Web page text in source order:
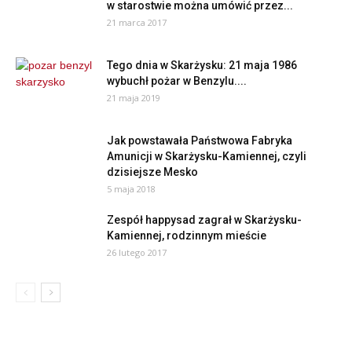
w starostwie można umówić przez...
21 marca 2017
Tego dnia w Skarżysku: 21 maja 1986
wybuchł pożar w Benzylu....
21 maja 2019
Jak powstawała Państwowa Fabryka
Amunicji w Skarżysku-Kamiennej, czyli
dzisiejsze Mesko
5 maja 2018
Zespół happysad zagrał w Skarżysku-
Kamiennej, rodzinnym mieście
26 lutego 2017